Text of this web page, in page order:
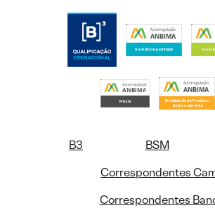
B3 BSM
Correspondentes
Correspondentes